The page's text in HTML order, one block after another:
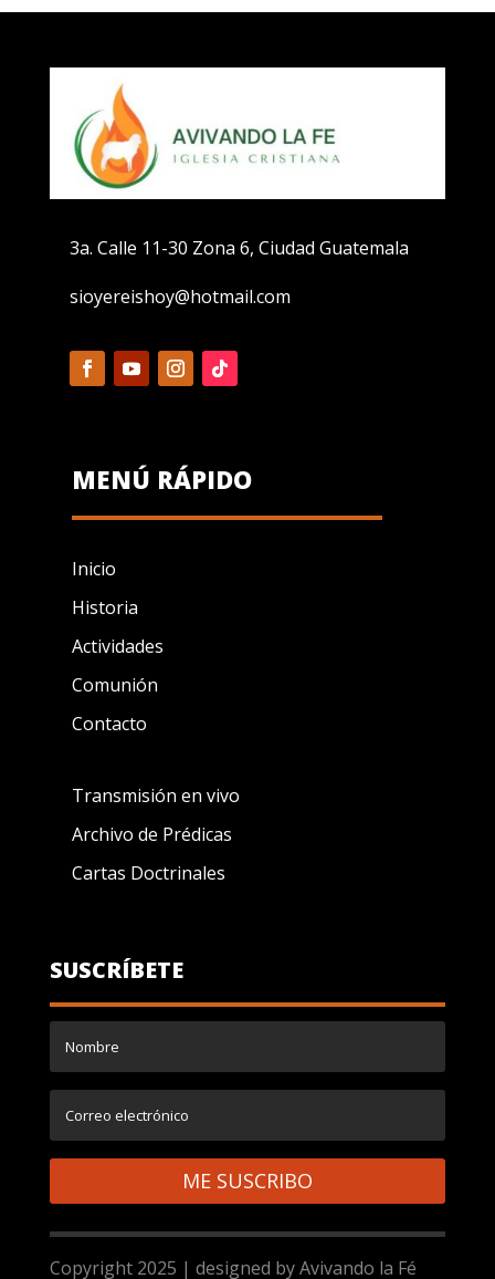
3a. Calle 11-30 Zona 6, Ciudad Guatemala
sioyereishoy@hotmail.com
MENÚ RÁPIDO
Inicio
Historia
Actividades
Comunión
Contacto
Transmisión en vivo
Archivo de Prédicas
Cartas Doctrinales
SUSCRÍBETE
ME SUSCRIBO
Copyright 2025 | designed by Avivando la Fé